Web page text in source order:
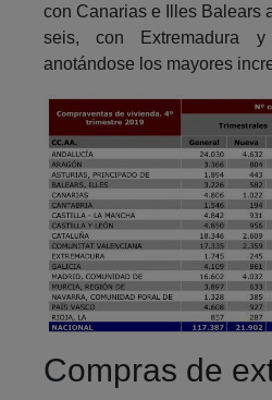
con Canarias e Illes Balears
seis, con Extremadura y
anotándose los mayores
Compras de